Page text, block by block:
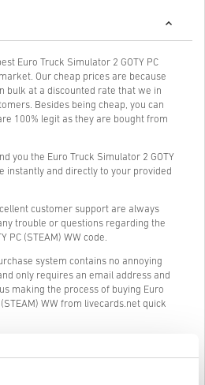
Euro Truck Simulator 2 GOTY PC
Our cheap prices are because
bulk at a discounted rate that we in
Besides being cheap, you can
100% legit as they are bought from
you the Euro Truck Simulator 2 GOTY
instantly and directly to your provided
customer support are always
trouble or questions regarding the
PC (STEAM) WW code.
system contains no annoying
only requires an email address and
making the process of buying Euro
WW from livecards.net quick